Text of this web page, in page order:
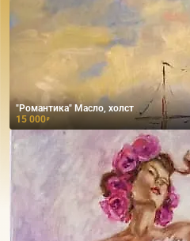
"Романтика" Масло, холст
15 000₽